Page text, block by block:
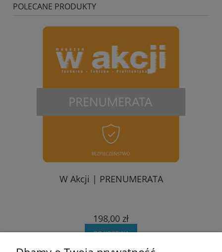
POLECANE PRODUKTY
W Akcji | PRENUMERATA
198,00 zł
DO KOSZYKA